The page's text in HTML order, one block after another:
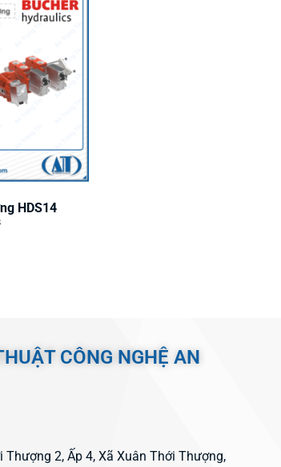
HDS14
CÔNG NGHỆ AN
2, Ấp 4, Xã Xuân Thới Thượng,